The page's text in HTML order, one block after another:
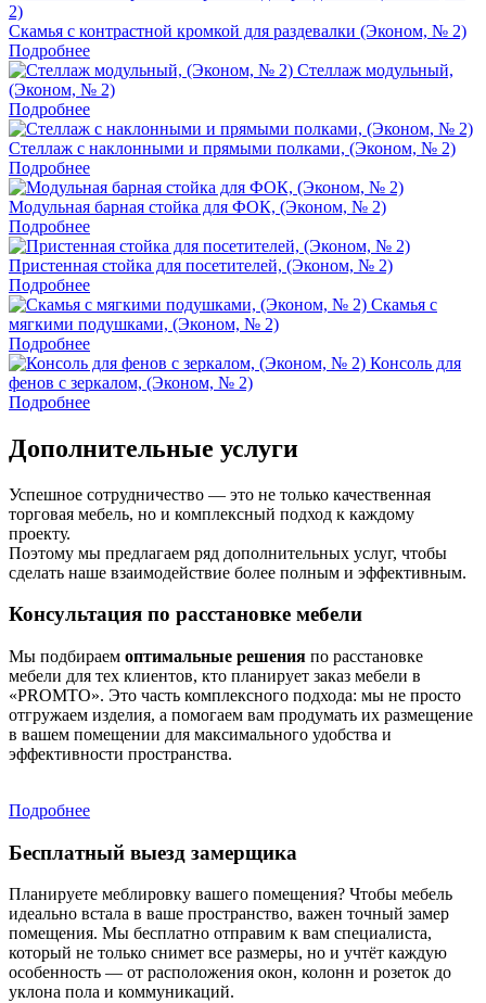
Скамья с контрастной кромкой для раздевалки (Эконом, № 2)
Подробнее
Стеллаж модульный,
(Эконом, № 2)
Подробнее
Стеллаж с наклонными и прямыми полками, (Эконом, № 2)
Подробнее
Модульная барная стойка для ФОК, (Эконом, № 2)
Подробнее
Пристенная стойка для посетителей, (Эконом, № 2)
Подробнее
Скамья с
мягкими подушками, (Эконом, № 2)
Подробнее
Консоль для
фенов с зеркалом, (Эконом, № 2)
Подробнее
Дополнительные услуги
Успешное сотрудничество — это не только качественная
торговая мебель, но и комплексный подход к каждому
проекту.
Поэтому мы предлагаем ряд дополнительных услуг, чтобы
сделать наше взаимодействие более полным и эффективным.
Консультация по расстановке мебели
Мы подбираем оптимальные решения по расстановке
мебели для тех клиентов, кто планирует заказ мебели в
«PROMTO». Это часть комплексного подхода: мы не просто
отгружаем изделия, а помогаем вам продумать их размещение
в вашем помещении для максимального удобства и
эффективности пространства.
Подробнее
Бесплатный выезд замерщика
Планируете меблировку вашего помещения? Чтобы мебель
идеально встала в ваше пространство, важен точный замер
помещения. Мы бесплатно отправим к вам специалиста,
который не только снимет все размеры, но и учтёт каждую
особенность — от расположения окон, колонн и розеток до
уклона пола и коммуникаций.